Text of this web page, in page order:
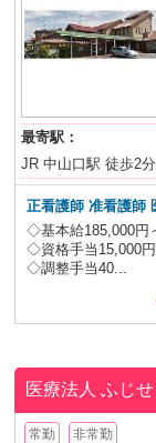
最寄駅：
JR 中山口駅 徒歩2分
正看護師 准看護師
◇基本給185,000円
◇資格手当15,000
◇調整手当40...
医療法人ふじ
常勤 非常勤